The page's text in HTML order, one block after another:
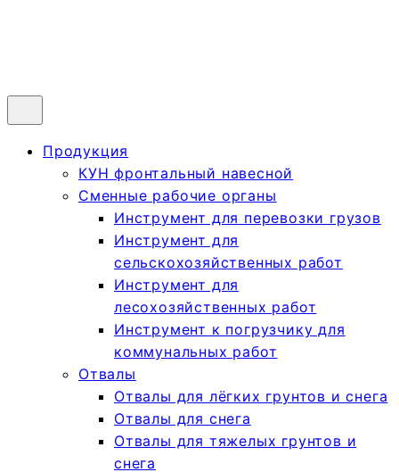
Продукция
КУН фронтальный навесной
Сменные рабочие органы
Инструмент для перевозки грузов
Инструмент для
сельскохозяйственных работ
Инструмент для
лесохозяйственных работ
Инструмент к погрузчику для
коммунальных работ
Отвалы
Отвалы для лёгких грунтов и снега
Отвалы для снега
Отвалы для тяжелых грунтов и
снега